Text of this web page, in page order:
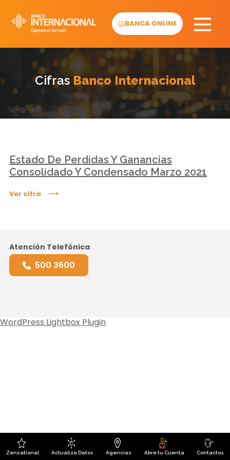
content
BANCA ONLINE
Cifras Banco Internacional
Estado De Perdidas Y Ganancias
Consolidado Y Condensado Marzo 2021
Ver cifra
Atención Telefónica
500 3600
Zensational Actualiza Datos Agencias Abre tu Cuenta Contactos
WordPress Lightbox Plugin